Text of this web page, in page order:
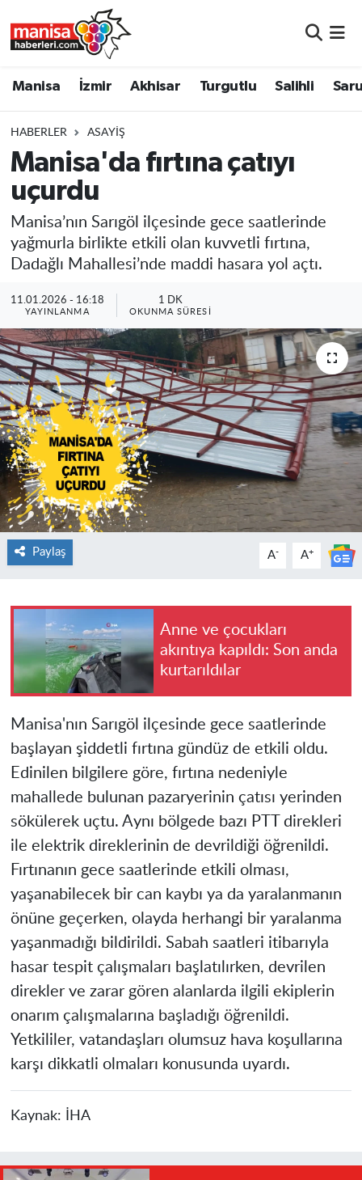
Manisa İzmir Akhisar Turgutlu Salihli
HABERLER ASAYIŞ
Manisa'da fırtına çatıyı
uçurdu
Manisa’nın Sarıgöl ilçesinde gece saatlerinde
yağmurla birlikte etkili olan kuvvetli fırtına,
Dadağlı Mahallesi’nde maddi hasara yol açtı.
11.01.2026 - 16:18
YAYINLANMA
1 DK
OKUNMA SÜRESI
Paylaş A- A+
Anne ve çocukları
akıntıya kapıldı: Son anda
kurtarıldılar
Manisa'nın Sarıgöl ilçesinde gece saatlerinde
başlayan şiddetli fırtına gündüz de etkili oldu.
Edinilen bilgilere göre, fırtına nedeniyle
mahallede bulunan pazaryerinin çatısı yerinden
sökülerek uçtu. Aynı bölgede bazı PTT direkleri
ile elektrik direklerinin de devrildiği öğrenildi.
Fırtınanın gece saatlerinde etkili olması,
yaşanabilecek bir can kaybı ya da yaralanmanın
önüne geçerken, olayda herhangi bir yaralanma
yaşanmadığı bildirildi. Sabah saatleri itibarıyla
hasar tespit çalışmaları başlatılırken, devrilen
direkler ve zarar gören alanlarda ilgili ekiplerin
onarım çalışmalarına başladığı öğrenildi.
Yetkililer, vatandaşları olumsuz hava koşullarına
karşı dikkatli olmaları konusunda uyardı.
Kaynak: İHA
Turgutlu
Salihli
Saruhanlı
Soma
Resmi İlanlar
Manisa Nöbetçi Eczaneler
Manisa Trafik Yoğunluk Haritası
Süper Lig Puan Durumu ve Fikstür
Tüm Manşetler
Son Dakika Haberleri
Haber Arşivi